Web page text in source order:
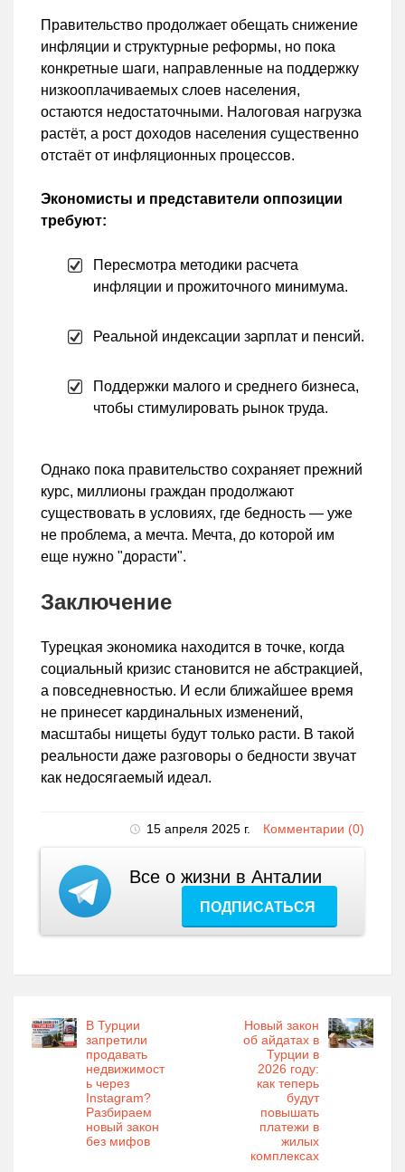
Правительство продолжает обещать снижение
инфляции и структурные реформы, но пока
конкретные шаги, направленные на поддержку
низкооплачиваемых слоев населения,
остаются недостаточными. Налоговая нагрузка
растёт, а рост доходов населения существенно
отстаёт от инфляционных процессов.
Экономисты и представители оппозиции
требуют:
Пересмотра методики расчета
инфляции и прожиточного минимума.
Реальной индексации зарплат и пенсий.
Поддержки малого и среднего бизнеса,
чтобы стимулировать рынок труда.
Однако пока правительство сохраняет прежний
курс, миллионы граждан продолжают
существовать в условиях, где бедность — уже
не проблема, а мечта. Мечта, до которой им
еще нужно "дорасти".
Заключение
Турецкая экономика находится в точке, когда
социальный кризис становится не абстракцией,
а повседневностью. И если ближайшее время
не принесет кардинальных изменений,
масштабы нищеты будут только расти. В такой
реальности даже разговоры о бедности звучат
как недосягаемый идеал.
15 апреля 2025 г. Комментарии (0)
Все о жизни в Анталии
ПОДПИСАТЬСЯ
В Турции
запретили
продавать
недвижимост
ь через
Instagram?
Разбираем
новый закон
без мифов
Новый закон
об айдатах в
Турции в
2026 году:
как теперь
будут
повышать
платежи в
жилых
комплексах